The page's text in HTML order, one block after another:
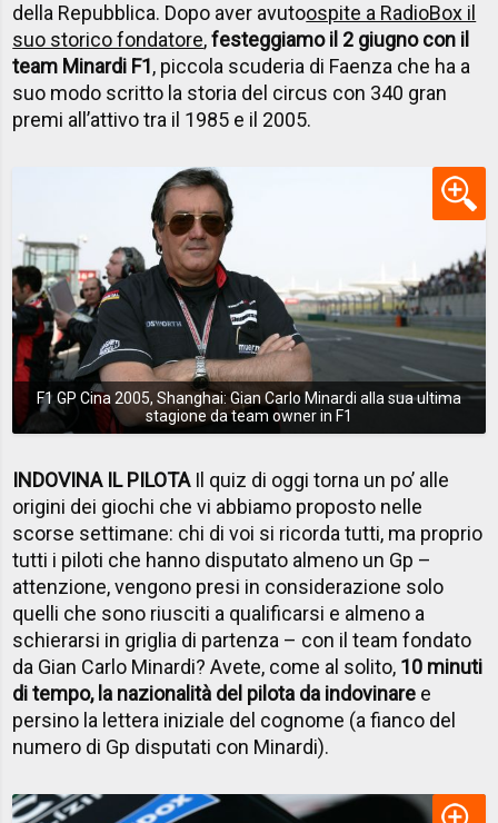
della Repubblica. Dopo aver avutoospite a RadioBox il
suo storico fondatore,festeggiamo il 2 giugno con il
team Minardi F1, piccola scuderia di Faenza che ha a
suo modo scritto la storia del circus con 340 gran
premi all’attivo tra il 1985 e il 2005.
F1 GP Cina 2005, Shanghai: Gian Carlo Minardi alla sua ultima
stagione da team owner in F1
INDOVINA IL PILOTAIl quiz di oggi torna un po’ alle
origini dei giochi che vi abbiamo proposto nelle
scorse settimane: chi di voi si ricorda tutti, ma proprio
tutti i piloti che hanno disputato almeno un Gp –
attenzione, vengono presi in considerazione solo
quelli che sono riusciti a qualificarsi e almeno a
schierarsi in griglia di partenza – con il team fondato
da Gian Carlo Minardi? Avete, come al solito, 10 minuti
di tempo, la nazionalità del pilota da indovinare e
persino la lettera iniziale del cognome (a fianco del
numero di Gp disputati con Minardi).